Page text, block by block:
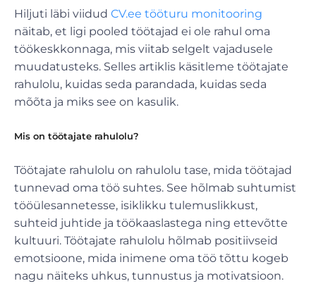
Hiljuti läbi viidud CV.ee tööturu monitooring
näitab, et ligi pooled töötajad ei ole rahul oma
töökeskkonnaga, mis viitab selgelt vajadusele
muudatusteks. Selles artiklis käsitleme töötajate
rahulolu, kuidas seda parandada, kuidas seda
mõõta ja miks see on kasulik.
Mis on töötajate rahulolu?
Töötajate rahulolu on rahulolu tase, mida töötajad
tunnevad oma töö suhtes. See hõlmab suhtumist
tööülesannetesse, isiklikku tulemuslikkust,
suhteid juhtide ja töökaaslastega ning ettevõtte
kultuuri. Töötajate rahulolu hõlmab positiivseid
emotsioone, mida inimene oma töö tõttu kogeb
nagu näiteks uhkus, tunnustus ja motivatsioon.